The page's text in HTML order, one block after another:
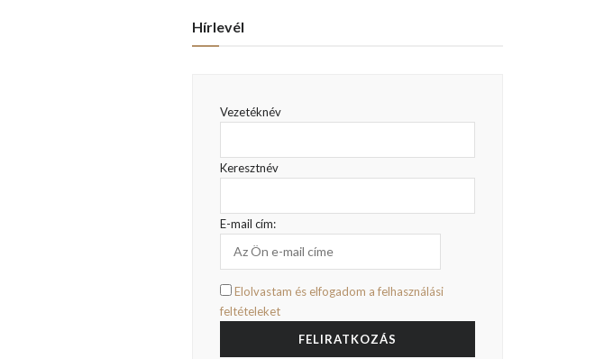
Hírlevél
Vezetéknév
Keresztnév
E-mail cím:
Elolvastam és elfogadom a felhasználási
feltételeket